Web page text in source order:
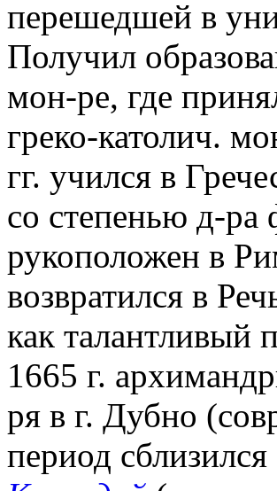
перешедшей в
Получил
мон-ре, где
греко-католич.
гг. учился в
со степенью д-ра
рукоположен в
возвратился в
как талантливый
1665 г.
ря в г. Дубно
период